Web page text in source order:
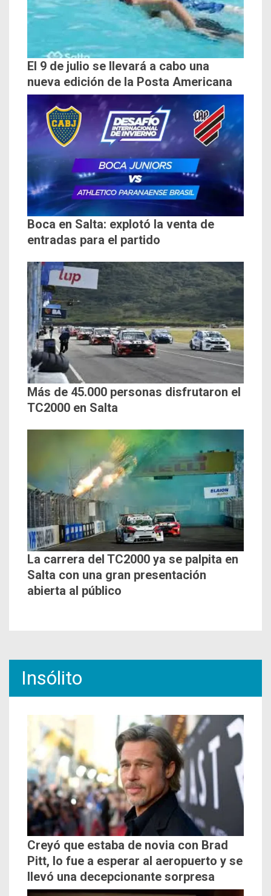
El 9 de julio se llevará a cabo una
nueva edición de la Posta Americana
Boca en Salta: explotó la venta de
entradas para el partido
Más de 45.000 personas disfrutaron el
TC2000 en Salta
La carrera del TC2000 ya se palpita en
Salta con una gran presentación
abierta al público
Insólito
Creyó que estaba de novia con Brad
Pitt, lo fue a esperar al aeropuerto y se
llevó una decepcionante sorpresa